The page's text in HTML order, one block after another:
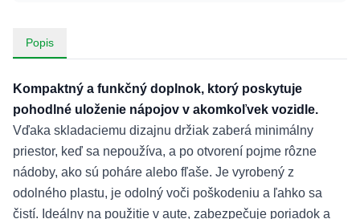
Popis
Kompaktný a funkčný doplnok, ktorý poskytuje
pohodlné uloženie nápojov v akomkoľvek vozidle.
Vďaka skladaciemu dizajnu držiak zaberá minimálny
priestor, keď sa nepoužíva, a po otvorení pojme rôzne
nádoby, ako sú poháre alebo fľaše. Je vyrobený z
odolného plastu, je odolný voči poškodeniu a ľahko sa
čistí. Ideálny na použitie v aute, zabezpečuje poriadok a